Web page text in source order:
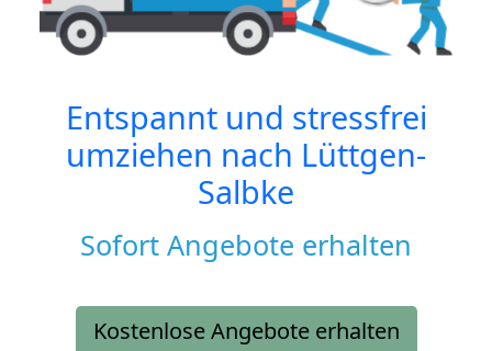
Entspannt und stressfrei
umziehen nach Lüttgen-
Salbke
Sofort Angebote erhalten
Kostenlose Angebote erhalten